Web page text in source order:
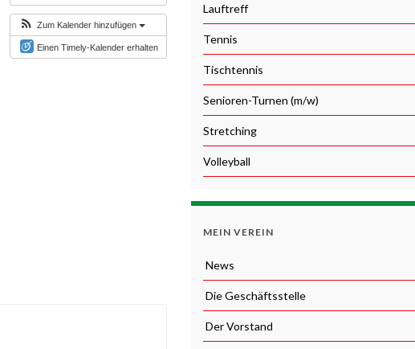
Zum Kalender hinzufügen
Einen Timely-Kalender erhalten
Lauftreff
Tennis
Tischtennis
Senioren-Turnen (m/w)
Stretching
Volleyball
MEIN VEREIN
News
Die Geschäftsstelle
Der Vorstand